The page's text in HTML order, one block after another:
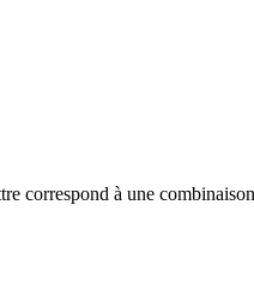
correspond à une